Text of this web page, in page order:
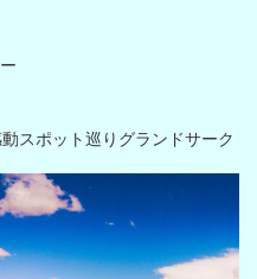
スポット巡りグランドサーク